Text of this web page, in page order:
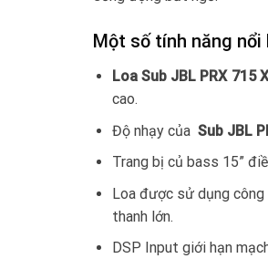
Một số tính năng nổi
Loa Sub JBL PRX 715
cao.
Độ nhạy của Sub JBL
Trang bị củ bass 15”
Loa được sử dụng công
thanh lớn.
DSP Input giới hạn